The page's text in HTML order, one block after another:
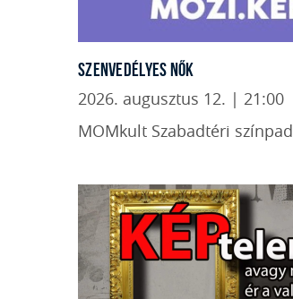
SZENVEDÉLYES NŐK
2026. augusztus 12. | 21:00
MOMkult Szabadtéri színpad